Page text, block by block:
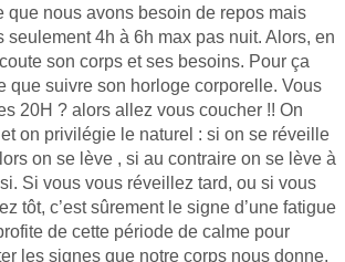
que nous avons besoin de repos mais
seulement 4h à 6h max pas nuit. Alors, en
son corps et ses besoins. Pour ça
que suivre son horloge corporelle. Vous
20H ? alors allez vous coucher !! On
on privilégie le naturel : si on se réveille
on se lève , si au contraire on se lève à
Si vous vous réveillez tard, ou si vous
tôt, c’est sûrement le signe d’une fatigue
de cette période de calme pour
les signes que notre corps nous donne,